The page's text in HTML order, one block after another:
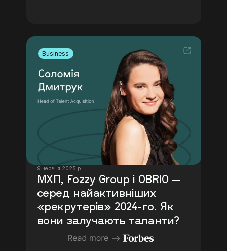
Business
9 червня 2025 р.
МХП, Fozzy Group і OBRIO —
серед найактивніших
«рекрутерів» 2024-го. Як
вони залучають таланти?